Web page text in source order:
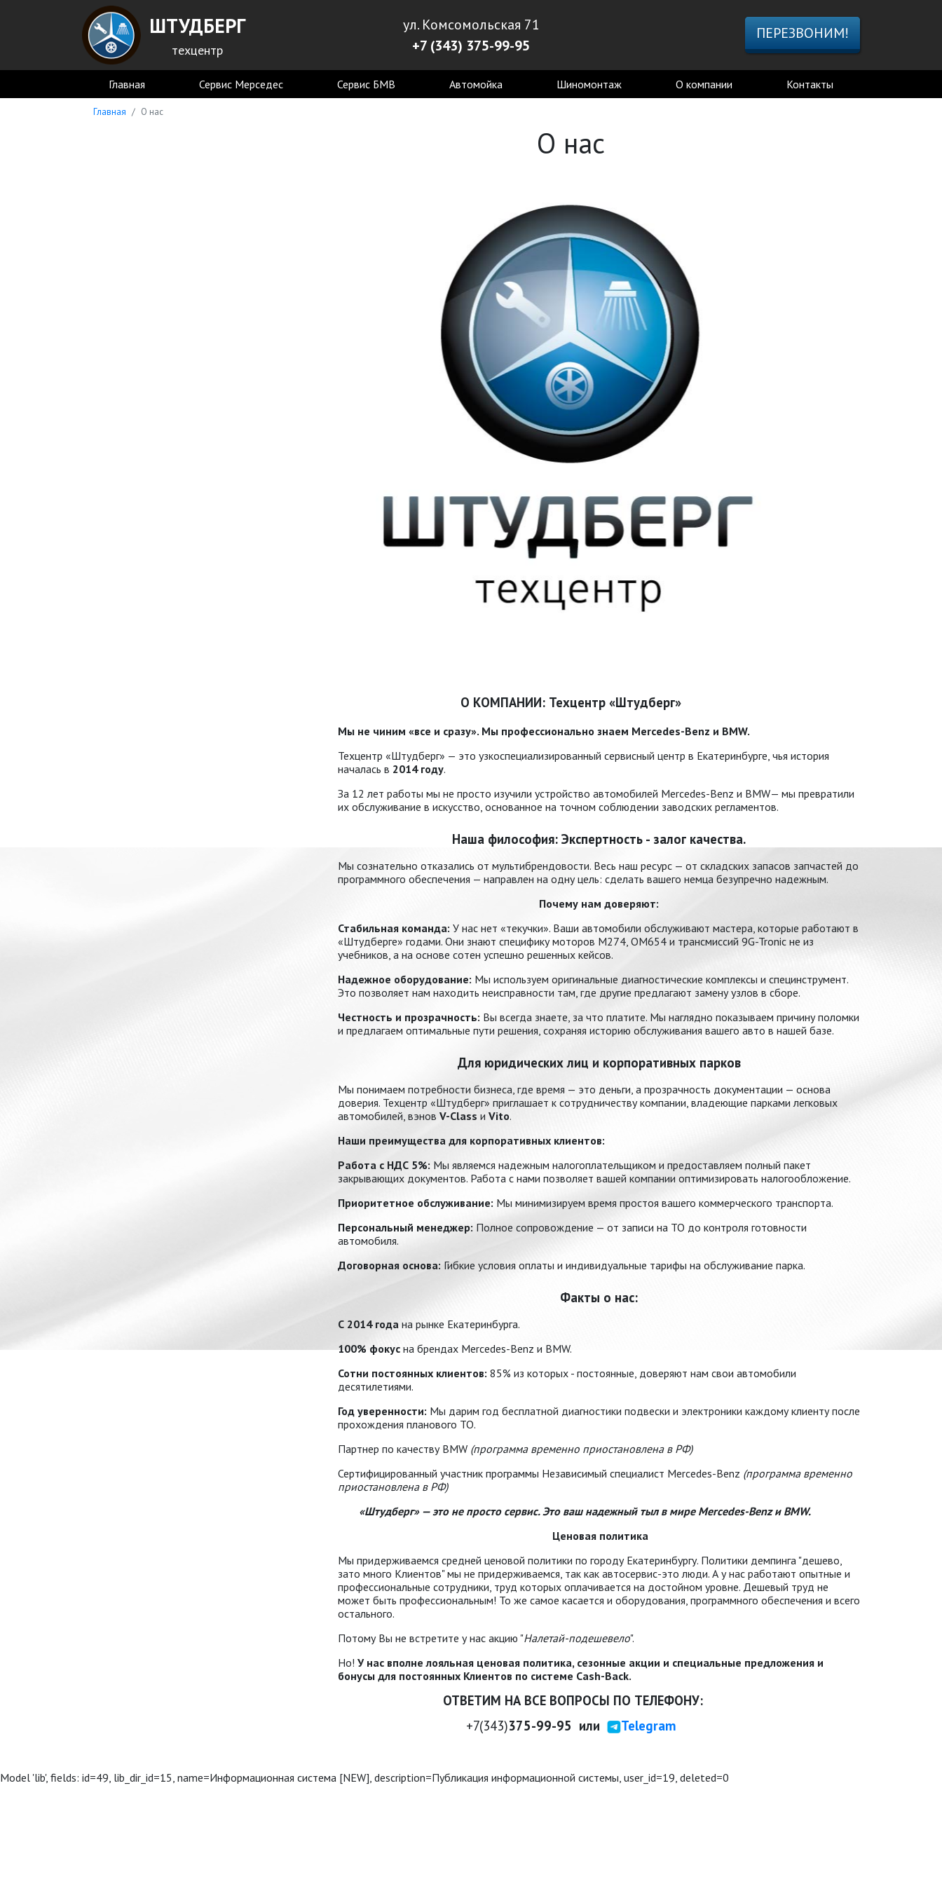
ШТУДБЕРГ
техцентр
ул. Комсомольская 71
+7 (343) 375-99-95
ПЕРЕЗВОНИМ!
Главная Сервис Мерседес Сервис БМВ Автомойка Шиномонтаж О компании Контакты
Главная О нас
О нас
О КОМПАНИИ: Техцентр «Штудберг»
Мы не чиним «все и сразу». Мы профессионально знаем Mercedes-Benz и BMW.
Техцентр «Штудберг» — это узкоспециализированный сервисный центр в Екатеринбурге, чья история
началась в 2014 году.
За 12 лет работы мы не просто изучили устройство автомобилей Mercedes-Benz и BMW— мы превратили
их обслуживание в искусство, основанное на точном соблюдении заводских регламентов.
Наша философия: Экспертность - залог качества.
Мы сознательно отказались от мультибрендовости. Весь наш ресурс — от складских запасов запчастей до
программного обеспечения — направлен на одну цель: сделать вашего немца безупречно надежным.
Почему нам доверяют:
Стабильная команда: У нас нет «текучки». Ваши автомобили обслуживают мастера, которые работают в
«Штудберге» годами. Они знают специфику моторов M274, OM654 и трансмиссий 9G-Tronic не из
учебников, а на основе сотен успешно решенных кейсов.
Надежное оборудование: Мы используем оригинальные диагностические комплексы и специнструмент.
Это позволяет нам находить неисправности там, где другие предлагают замену узлов в сборе.
Честность и прозрачность: Вы всегда знаете, за что платите. Мы наглядно показываем причину поломки
и предлагаем оптимальные пути решения, сохраняя историю обслуживания вашего авто в нашей базе.
Для юридических лиц и корпоративных парков
Мы понимаем потребности бизнеса, где время — это деньги, а прозрачность документации — основа
доверия. Техцентр «Штудберг» приглашает к сотрудничеству компании, владеющие парками легковых
автомобилей, вэнов V-Class и Vito.
Наши преимущества для корпоративных клиентов:
Работа с НДС 5%: Мы являемся надежным налогоплательщиком и предоставляем полный пакет
закрывающих документов. Работа с нами позволяет вашей компании оптимизировать налогообложение.
Приоритетное обслуживание: Мы минимизируем время простоя вашего коммерческого транспорта.
Персональный менеджер: Полное сопровождение — от записи на ТО до контроля готовности
автомобиля.
Договорная основа: Гибкие условия оплаты и индивидуальные тарифы на обслуживание парка.
Факты о нас:
С 2014 года на рынке Екатеринбурга.
100% фокус на брендах Mercedes-Benz и BMW.
Сотни постоянных клиентов: 85% из которых - постоянные, доверяют нам свои автомобили
десятилетиями.
Год уверенности: Мы дарим год бесплатной диагностики подвески и электроники каждому клиенту после
прохождения планового ТО.
Партнер по качеству BMW (программа временно приостановлена в РФ)
Сертифицированный участник программы Независимый специалист Mercedes-Benz (программа временно
приостановлена в РФ)
«Штудберг» — это не просто сервис. Это ваш надежный тыл в мире Mercedes-Benz и BMW.
Ценовая политика
Мы придерживаемся средней ценовой политики по городу Екатеринбургу. Политики демпинга "дешево,
зато много Клиентов" мы не придерживаемся, так как автосервис-это люди. А у нас работают опытные и
профессиональные сотрудники, труд которых оплачивается на достойном уровне. Дешевый труд не
может быть профессиональным! То же самое касается и оборудования, программного обеспечения и всего
остального.
Потому Вы не встретите у нас акцию "Налетай-подешевело".
Но! У нас вполне лояльная ценовая политика, сезонные акции и специальные предложения и
бонусы для постоянных Клиентов по системе Cash-Back.
ОТВЕТИМ НА ВСЕ ВОПРОСЫ ПО ТЕЛЕФОНУ:
+7(343)375-99-95 или Telegram
Model 'lib', fields: id=49, lib_dir_id=15, name=Информационная система [NEW], description=Публикация информационной системы, user_id=19, deleted=0